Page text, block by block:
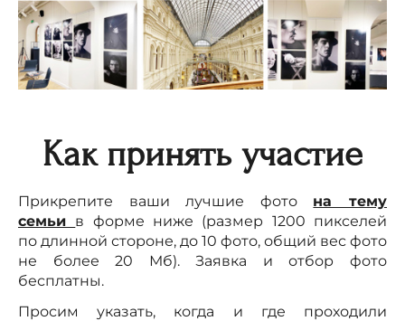
Как принять участие
Прикрепите ваши лучшие фото на тему
семьи в форме ниже (размер 1200 пикселей
по длинной стороне, до 10 фото, общий вес фото
не более 20 Мб). Заявка и отбор фото
бесплатны.
Просим указать, когда и где проходили